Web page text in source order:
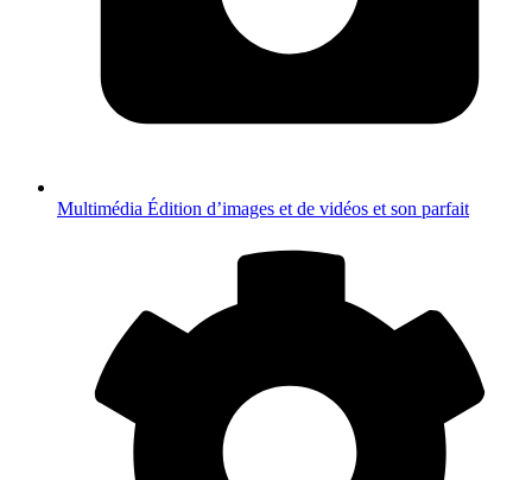
Multimédia Édition d’images et de vidéos et son parfait